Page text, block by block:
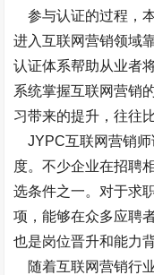
参与认证的过程，
进入互联网营销领域
认证体系帮助从业者
系统掌握互联网营销
习带来的提升，往往
JYPC互联网营销师
度。不少企业在招聘
选条件之一。对于求
项，能够在众多应聘
也是岗位晋升和能力
随着互联网营销行